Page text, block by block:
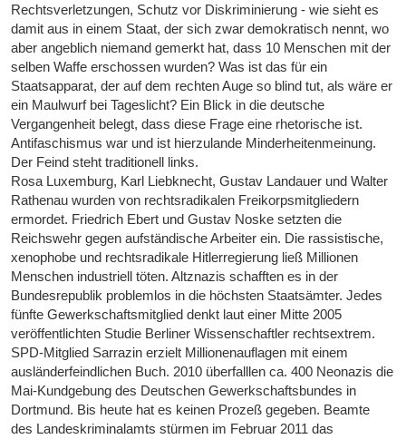
Rechtsverletzungen, Schutz vor Diskriminierung - wie sieht es
damit aus in einem Staat, der sich zwar demokratisch nennt, wo
aber angeblich niemand gemerkt hat, dass 10 Menschen mit der
selben Waffe erschossen wurden? Was ist das für ein
Staatsapparat, der auf dem rechten Auge so blind tut, als wäre er
ein Maulwurf bei Tageslicht? Ein Blick in die deutsche
Vergangenheit belegt, dass diese Frage eine rhetorische ist.
Antifaschismus war und ist hierzulande Minderheitenmeinung.
Der Feind steht traditionell links.
Rosa Luxemburg, Karl Liebknecht, Gustav Landauer und Walter
Rathenau wurden von rechtsradikalen Freikorpsmitgliedern
ermordet. Friedrich Ebert und Gustav Noske setzten die
Reichswehr gegen aufständische Arbeiter ein. Die rassistische,
xenophobe und rechtsradikale Hitlerregierung ließ Millionen
Menschen industriell töten. Altznazis schafften es in der
Bundesrepublik problemlos in die höchsten Staatsämter. Jedes
fünfte Gewerkschaftsmitglied denkt laut einer Mitte 2005
veröffentlichten Studie Berliner Wissenschaftler rechtsextrem.
SPD-Mitglied Sarrazin erzielt Millionenauflagen mit einem
ausländerfeindlichen Buch. 2010 überfalllen ca. 400 Neonazis die
Mai-Kundgebung des Deutschen Gewerkschaftsbundes in
Dortmund. Bis heute hat es keinen Prozeß gegeben. Beamte
des Landeskriminalamts stürmen im Februar 2011 das